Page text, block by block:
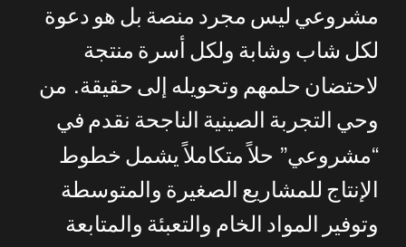
مشروعي ليس مجرد منصة بل هو دعوة
لكل شاب وشابة ولكل أسرة منتجة
لاحتضان حلمهم وتحويله إلى حقيقة. من
وحي التجربة الصينية الناجحة نقدم في
“مشروعي” حلاً متكاملاً يشمل خطوط
الإنتاج للمشاريع الصغيرة والمتوسطة
وتوفير
المواد الخام والتعبئة والمتابعة